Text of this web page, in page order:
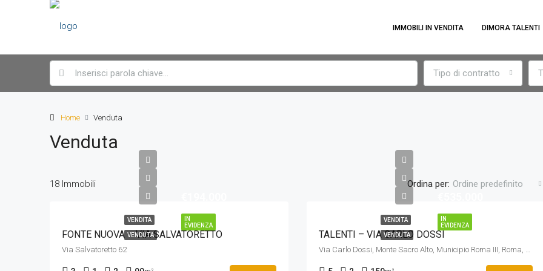
IMMOBILI IN VENDITA DIMORA TALENTI
Tipo di contratto
Home Venduta
Venduta
18 Immobili Ordina per: Ordine predefinito
IN
EVIDENZA
VENDITA
VENDUTA
FONTE NUOVA – VIA SALVATORETTO
Via Salvatoretto 62
IN
EVIDENZA
VENDITA
VENDUTA
TALENTI – VIA CARLO DOSSI
Via Carlo Dossi, Monte Sacro Alto, Municipio Roma III, Roma, Lazio, 00137, Italia